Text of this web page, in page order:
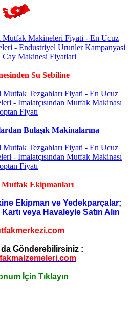
Su Sebiline
Bulaşık Makinalarına
Ekipmanları
Ekipman ve Yedekparçalar;
Kartı veya Havaleyle Satın Alın
da Gönderebilirsiniz :
İçin Tıklayın